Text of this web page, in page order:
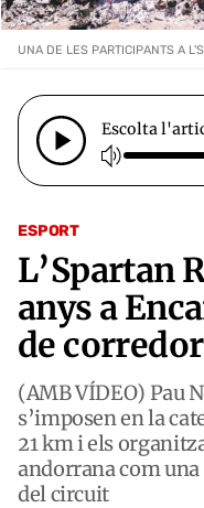
ESPORT
L’Spartan
anys a
de
(AMB VÍDEO) Pau
s’imposen en la
21 km i els
andorrana com
del circuit
UNA DE LES PARTICIPANTS A
Escolta